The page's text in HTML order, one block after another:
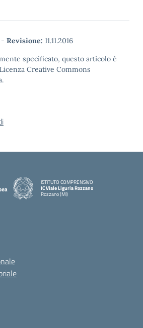
- Revisione: 11.11.2016
specificato, questo articolo è
Creative Commons
ISTITUTO COMPRENSIVO
IC Viale Liguria Rozzano
Rozzano (MI)